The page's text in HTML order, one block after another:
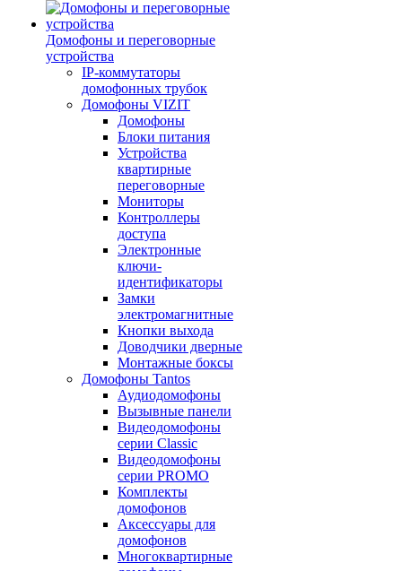
Домофоны и переговорные
устройства
IP-коммутаторы
домофонных трубок
Домофоны VIZIT
Домофоны
Блоки питания
Устройства
квартирные
переговорные
Мониторы
Контроллеры
доступа
Электронные
ключи-
идентификаторы
Замки
электромагнитные
Кнопки выхода
Доводчики дверные
Монтажные боксы
Домофоны Tantos
Аудиодомофоны
Вызывные панели
Видеодомофоны
серии Classic
Видеодомофоны
серии PROMO
Комплекты
домофонов
Аксессуары для
домофонов
Многоквартирные